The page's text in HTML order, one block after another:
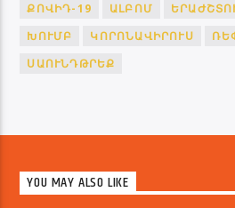
ՔՈՎԻԴ-19
ԱԼԲՈՄ
ԽՈՒՄԲ
ԿՈՐՈՆԱՎԻՐՈՒՍ
ՍԱՈՒՆԴԹՐԵՔ
YOU MAY ALSO LIKE